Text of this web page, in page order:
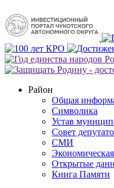
Район
Общая
Символика
Устав
Совет
СМИ
Открытые
Книга Памяти